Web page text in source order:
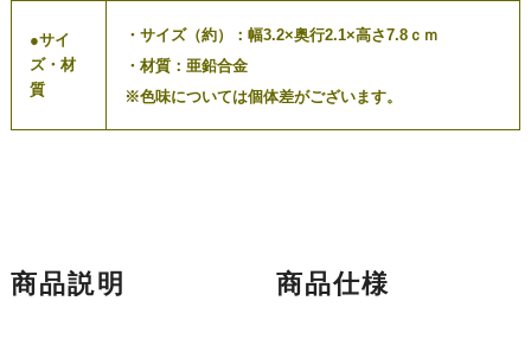
●サイ
ズ・材
質
・サイズ（約）：幅3.2×奥行2.1×高さ7.8ｃｍ
・材質：亜鉛合金
※色味については個体差がございます。
商品説明 商品仕様